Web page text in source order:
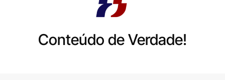
Conteúdo de Verdade!